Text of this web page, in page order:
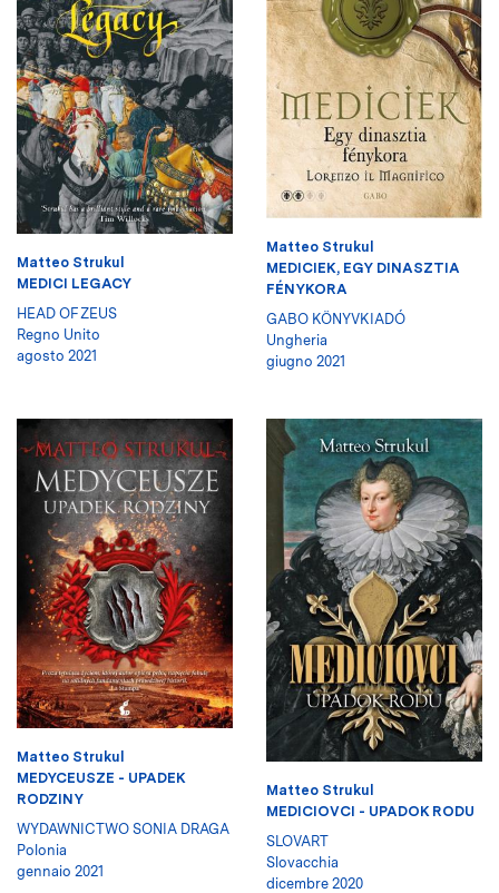
Matteo Strukul
MEDICI LEGACY
HEAD OF ZEUS
Regno Unito
agosto 2021
Matteo Strukul
MEDICIEK, EGY DINASZTIA
FÉNYKORA
GABO KÖNYVKIADÓ
Ungheria
giugno 2021
Matteo Strukul
MEDYCEUSZE - UPADEK
RODZINY
WYDAWNICTWO SONIA DRAGA
Polonia
gennaio 2021
Matteo Strukul
MEDICIOVCI - UPADOK RODU
SLOVART
Slovacchia
dicembre 2020